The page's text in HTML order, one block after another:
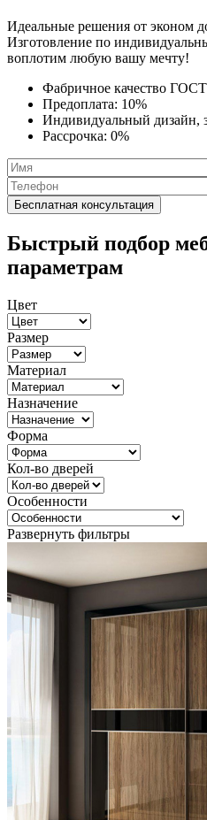
Идеальные решения от эконом
Изготовление по
воплотим любую вашу мечту!
Фабричное качество ГОСТ
Предоплата: 10%
Индивидуальный дизайн,
Рассрочка: 0%
Быстрый подбор
параметрам
Цвет
Размер
Материал
Назначение
Форма
Кол-во дверей
Особенности
Развернуть фильтры